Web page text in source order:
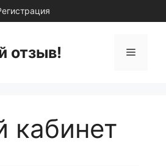
отзыв! Меню
кабинет